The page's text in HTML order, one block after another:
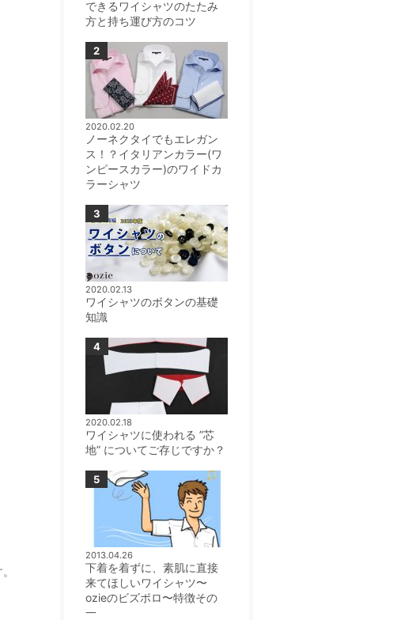
できるワイシャツのたたみ
方と持ち運び方のコツ
2020.02.20
ノーネクタイでもエレガン
ス！？イタリアンカラー(ワ
ンピースカラー)のワイドカ
ラーシャツ
2020.02.13
ワイシャツのボタンの基礎
知識
2020.02.18
ワイシャツに使われる ”芯
地” についてご存じですか？
2013.04.26
下着を着ずに、素肌に直接
来てほしいワイシャツ〜
ozieのビズポロ〜特徴その
一